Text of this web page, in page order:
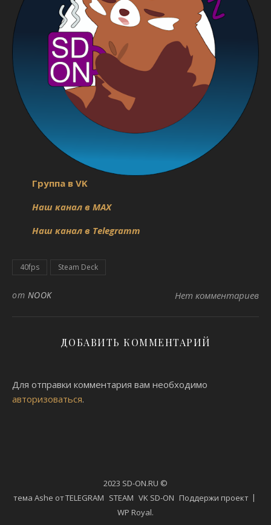
Группа в VK
Наш канал в MAX
Наш канал в Telegramm
40fps Steam Deck
от NOOK Нет комментариев
ДОБАВИТЬ КОММЕНТАРИЙ
Для отправки комментария вам необходимо
авторизоваться.
2023 SD-ON.RU ©
TELEGRAM STEAM VK SD-ON Поддержи проект
тема Ashe от
WP Royal.